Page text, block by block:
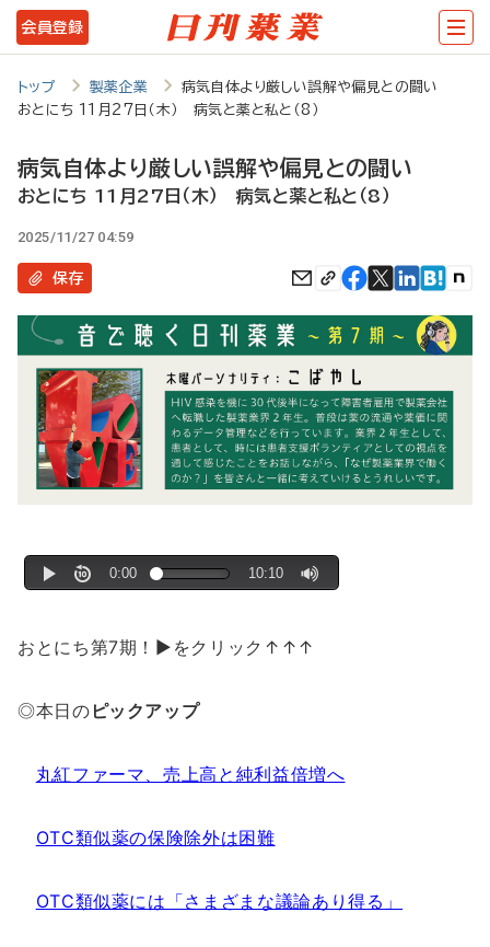
メ
イ
ン
テ
ツ
に
会員登録
トップ 製薬企業
病気自体より厳しい誤解や偏見との闘い
おとにち 11月27日（木） 病気と薬と私と（8）
病気自体より厳しい誤解や偏見との闘い
おとにち 11月27日（木） 病気と薬と私と（8）
2025/11/27 04:59
保存
おとにち第7期！▶をクリック↑↑↑
◎本日の ピックアップ
丸紅ファーマ、売上高と純利益倍増へ
OTC類似薬の保険除外は困難
OTC類似薬には「さまざまな議論あり得る」